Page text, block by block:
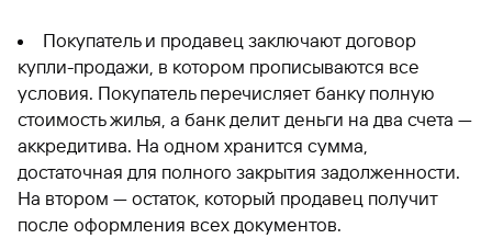
Покупатель и продавец заключают договор
купли-продажи, в котором прописываются все
условия. Покупатель перечисляет банку полную
стоимость жилья, а банк делит деньги на два счета —
аккредитива. На одном хранится сумма,
достаточная для полного закрытия задолженности.
На втором — остаток, который продавец получит
после оформления всех документов.